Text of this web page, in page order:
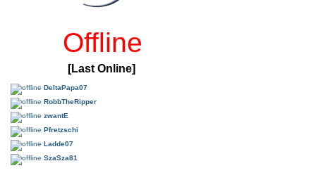
Offline
[Last Online]
DeltaPapa07
RobbTheRipper
zwantE
Pfretzschi
Ladde07
SzaSza81